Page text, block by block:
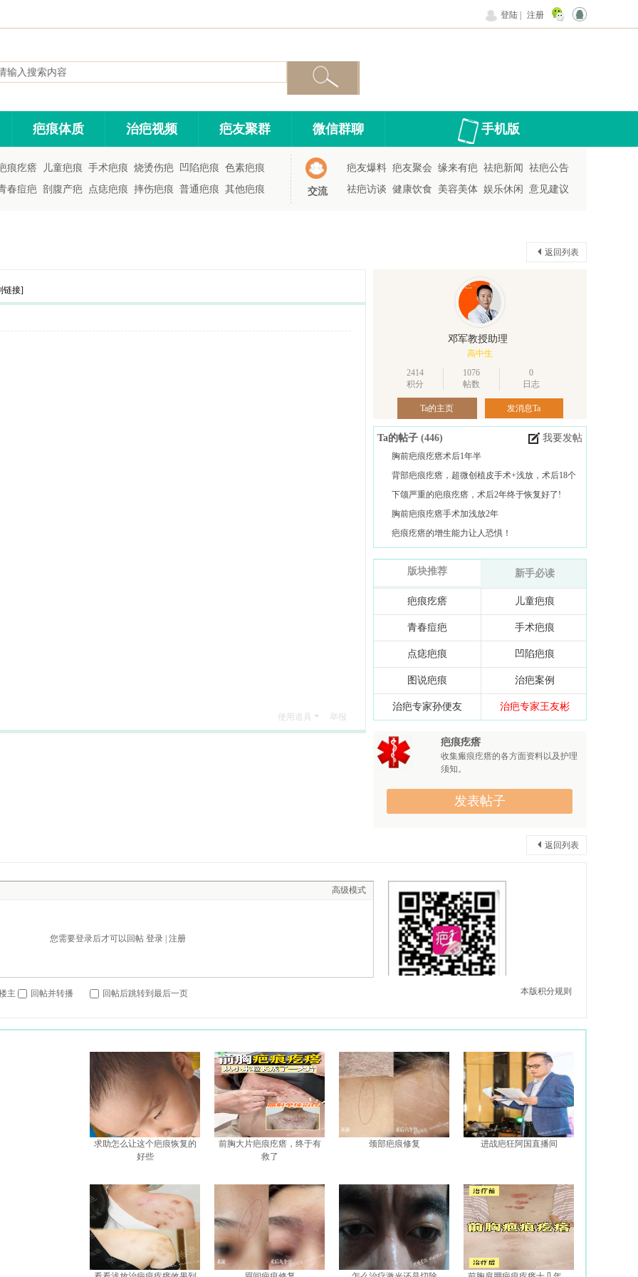
登陆 注册
疤痕体质 治疤视频 疤友聚群 微信群聊 手机版
痕疙瘩 儿童疤痕 手术疤痕 烧烫伤疤 凹陷疤痕 色素疤痕
春痘疤 剖腹产疤 点痣疤痕 摔伤疤痕 普通疤痕 其他疤痕 交流
疤友爆料 疤友聚会 缘来有疤 祛疤新闻
祛疤公告
祛疤访谈 健康饮食 美容美体 娱乐休闲 意见建议
返回列表
链接]
使用道具 举报
邓军教授助理
高中生
2414
积分
1076
帖数
0
日志
Ta的主页 发消息Ta
Ta的帖子 (446) 我要发帖
胸前疤痕疙瘩术后1年半
背部疤痕疙瘩，超微创植皮手术+浅放，术后18个
月！
下颌严重的疤痕疙瘩，术后2年终于恢复好了!
胸前疤痕疙瘩手术加浅放2年
疤痕疙瘩的增生能力让人恐惧！
版块推荐 新手必读
疤痕疙瘩 儿童疤痕
青春痘疤 手术疤痕
点痣疤痕 凹陷疤痕
图说疤痕 治疤案例
治疤专家孙便友 治疤专家王友彬
疤痕疙瘩
收集瘢痕疙瘩的各方面资料以及护理
须知。
发表帖子
返回列表
高级模式
您需要登录后才可以回帖 登录| 注册
本版积分规则
主 回帖并转播 回帖后跳转到最后一页
求助怎么让这个疤痕恢复的
好些
前胸大片疤痕疙瘩，终于有
救了
颈部疤痕修复 进战疤狂阿国直播间